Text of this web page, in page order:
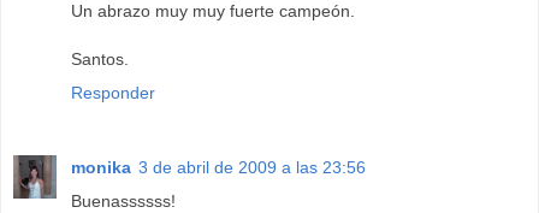
Un abrazo muy muy fuerte campeón.
Santos.
Responder
monika 3 de abril de 2009 a las 23:56
Buenassssss!